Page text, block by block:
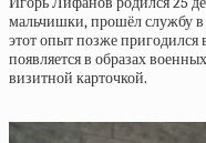
мальчишки, прошёл службу в
этот опыт позже
появляется в образах
визитной карточкой.